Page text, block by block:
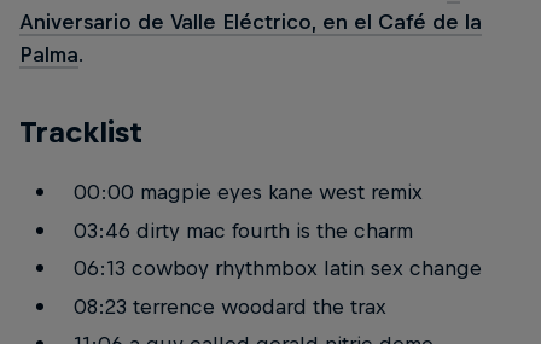
Aniversario de Valle Eléctrico, en el Café de la
Palma.
Tracklist
00:00 magpie eyes kane west remix
03:46 dirty mac fourth is the charm
06:13 cowboy rhythmbox latin sex change
08:23 terrence woodard the trax